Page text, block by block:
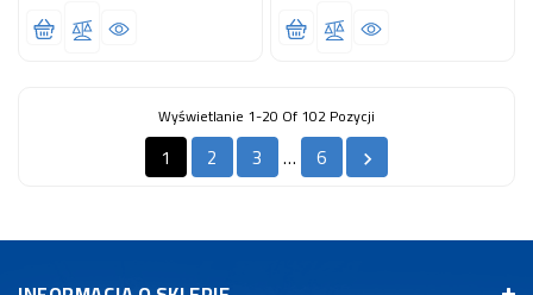
Wyświetlanie 1-20 Of 102 Pozycji
1 2 3 … 6 